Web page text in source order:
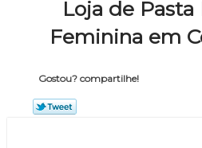
Loja de
Feminina em
Gostou? compartilhe!